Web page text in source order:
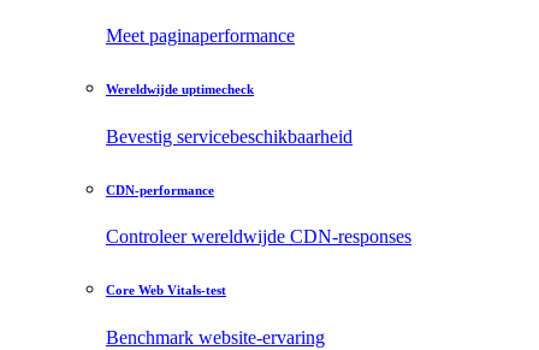
Meet paginaperformance
Wereldwijde uptimecheck
Bevestig servicebeschikbaarheid
CDN-performance
Controleer wereldwijde CDN-responses
Core Web Vitals-test
Benchmark website-ervaring